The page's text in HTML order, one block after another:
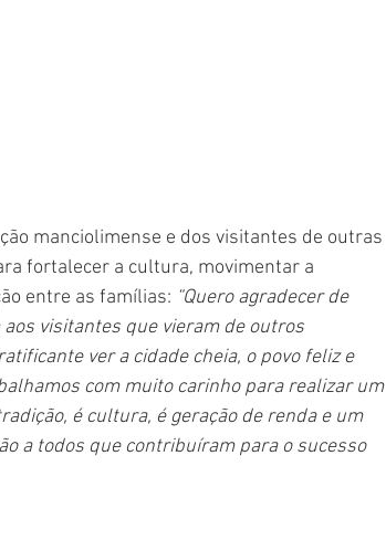
manciolimense e dos visitantes de outras
fortalecer a cultura, movimentar a
entre as famílias: “Quero agradecer de
visitantes que vieram de outros
ver a cidade cheia, o povo feliz e
com muito carinho para realizar um
é cultura, é geração de renda e um
a todos que contribuíram para o sucesso